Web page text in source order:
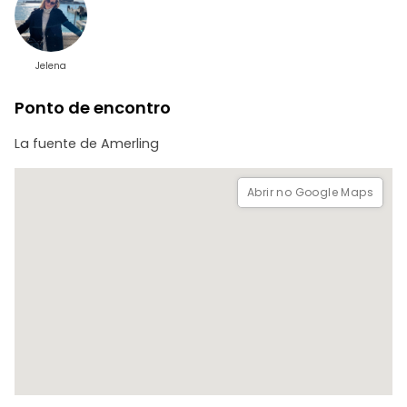
Jelena
Ponto de encontro
La fuente de Amerling
Abrir no Google Maps